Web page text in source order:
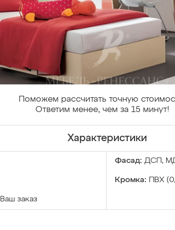
Поможем рассчитать точную
Ответим менее, чем за 15 минут!
Характеристики
Фасад: ДСП,
Кромка: ПВХ
заказ